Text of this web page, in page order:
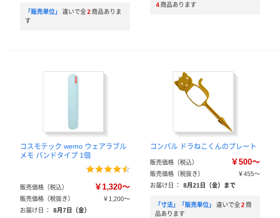
「販売単位」 違いで全2 商品ありま
す
4 商品あります
コスモテック wemo ウェアラブル
メモ バンドタイプ 1個
販売価格（税込） ￥1,320～
販売価格（税抜き）
￥1,200～
お届け日
： 8月7日（金）
コンパル ドラねこくんのプレート
販売価格（税込） ￥500～
販売価格（税抜き）
￥455～
お届け日
： 8月21日（金）まで
「寸法」「販売単位」 違いで全2 商
品あります